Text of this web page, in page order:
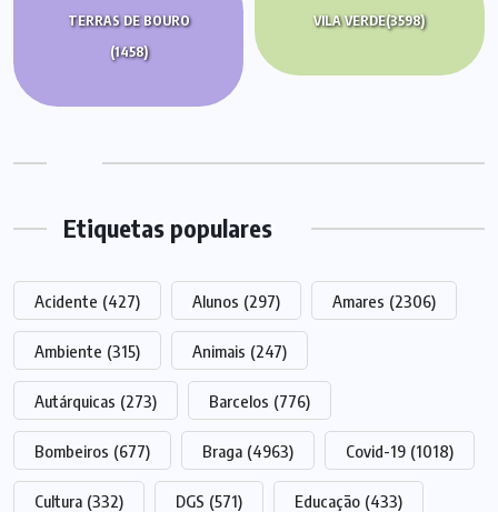
TERRAS DE BOURO
(1458)
VILA VERDE(3598)
Etiquetas populares
Acidente (427) Alunos (297) Amares (2306)
Ambiente (315) Animais (247)
Autárquicas (273) Barcelos (776)
Bombeiros (677) Braga (4963) Covid-19 (1018)
Cultura (332) DGS (571) Educação (433)